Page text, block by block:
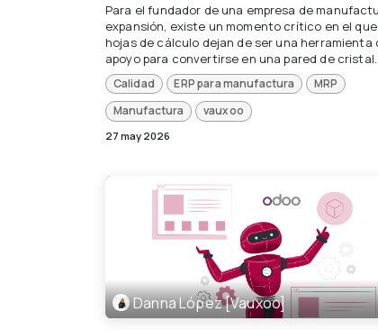
Para el fundador de una empresa de
expansión, existe un momento crítico en el
hojas de cálculo dejan de ser una herramienta
apoyo para convertirse en una pared de cristal.
Calidad ERP para manufactura
MRP
Manufactura
vauxoo
27 may 2026
Danna López [Vauxoo]